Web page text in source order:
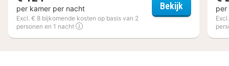
per kamer per nacht
Excl. € 8 bijkomende kosten op basis van 2
personen en 1 nacht
Bekijk Hofhotelper